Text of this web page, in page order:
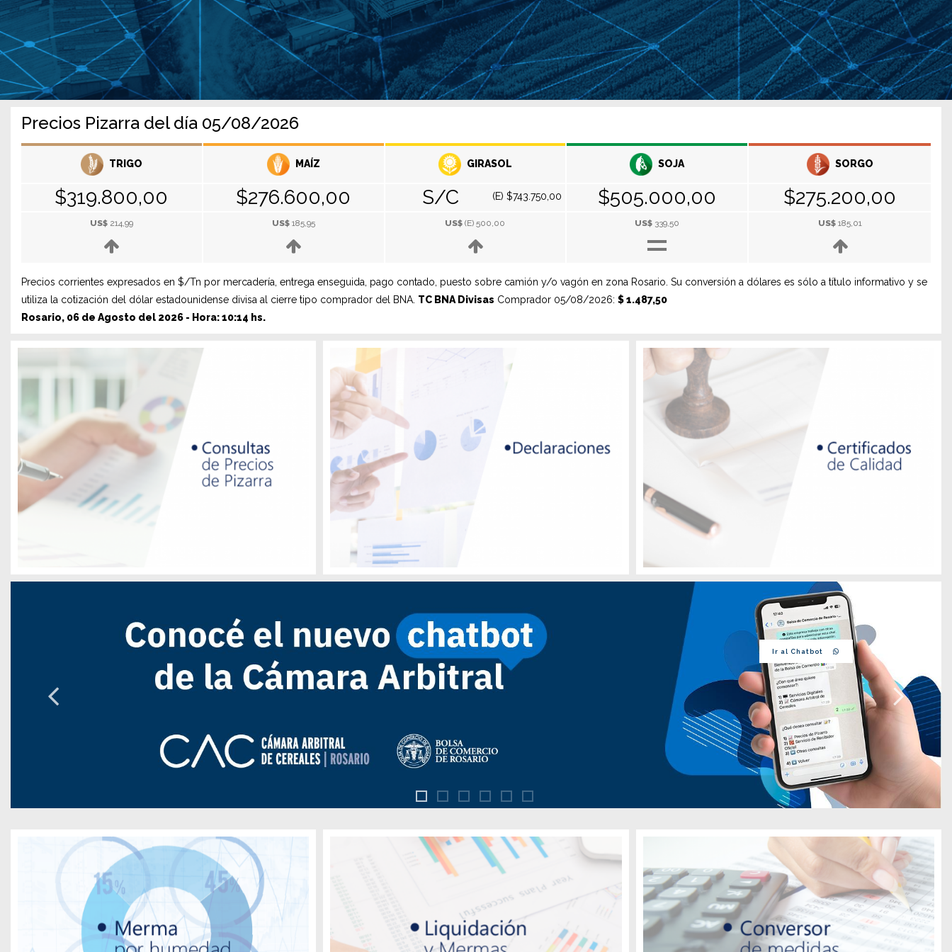
Precios Pizarra del día 05/08/2026
TRIGO
$319.800,00
US$214,99
MAÍZ
$276.600,00
US$185,95
GIRASOL
S/C (E) $743.750,00
US$ (E)500,00
SOJA
$505.000,00
US$ 339,50
=
SORGO
$275.200,00
US$185,01
Precios corrientes expresados en $/Tn por mercadería, entrega enseguida, pago contado, puesto sobre camión y/o vagón en zona Rosario. Su conversión a dólares es sólo a título informativo y se
utiliza la cotización del dólar estadounidense divisa al cierre tipo comprador del BNA. TC BNA Divisas Comprador 05/08/2026: $ 1.487,50
Rosario, 06 de Agosto del 2026 - Hora: 10:14 hs.
Ir al Chatbot